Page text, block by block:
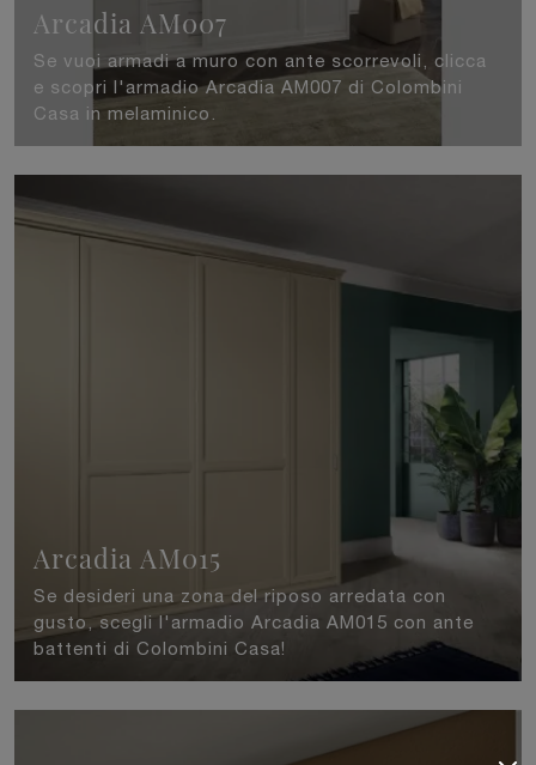
Arcadia AM007
Se vuoi armadi a muro con ante scorrevoli, clicca
e scopri l'armadio Arcadia AM007 di Colombini
Casa in melaminico.
Arcadia AM015
Se desideri una zona del riposo arredata con
gusto, scegli l'armadio Arcadia AM015 con ante
battenti di Colombini Casa!